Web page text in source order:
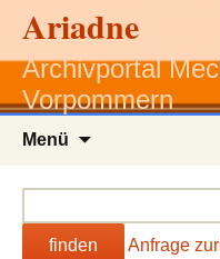
Ariadne
Archivportal
Vorpommern
Menü
finden Anfrage